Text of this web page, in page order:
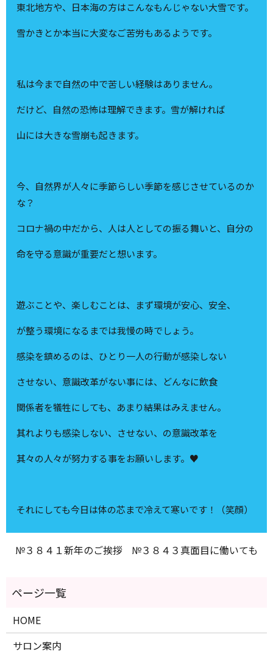
東北地方や、日本海の方はこんなもんじゃない大雪です。
雪かきとか本当に大変なご苦労もあるようです。
私は今まで自然の中で苦しい経験はありません。
だけど、自然の恐怖は理解できます。雪が解ければ
山には大きな雪崩も起きます。
今、自然界が人々に季節らしい季節を感じさせているのか
な？
コロナ禍の中だから、人は人としての振る舞いと、自分の
命を守る意識が重要だと想います。
遊ぶことや、楽しむことは、まず環境が安心、安全、
が整う環境になるまでは我慢の時でしょう。
感染を鎮めるのは、ひとり一人の行動が感染しない
させない、意識改革がない事には、どんなに飲食
関係者を犠牲にしても、あまり結果はみえません。
其れよりも感染しない、させない、の意識改革を
其々の人々が努力する事をお願いします。♥
それにしても今日は体の芯まで冷えて寒いです！（笑顔）
№３８４１新年のご挨拶 №３８４３真面目に働いても
HOME
サロン案内